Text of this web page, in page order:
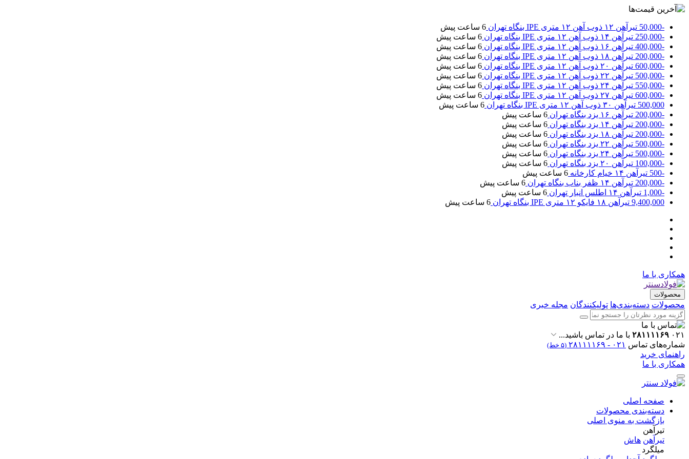
-50,000 تیرآهن ۱۲ ذوب آهن ۱۲ متری IPE بنگاه تهران
6 ساعت پیش
-250,000
تیرآهن ۱۴ ذوب آهن ۱۲ متری IPE بنگاه تهران
6 ساعت پیش
-400,000
تیرآهن ۱۶ ذوب آهن ۱۲ متری IPE بنگاه تهران
6 ساعت پیش
-200,000
تیرآهن ۱۸ ذوب آهن ۱۲ متری IPE بنگاه تهران
6 ساعت پیش
-600,000
تیرآهن ۲۰ ذوب آهن ۱۲ متری IPE بنگاه تهران
6 ساعت پیش
-500,000
تیرآهن ۲۲ ذوب آهن ۱۲ متری IPE بنگاه تهران
6 ساعت پیش
-550,000
تیرآهن ۲۴ ذوب آهن ۱۲ متری IPE بنگاه تهران
6 ساعت پیش
-600,000
تیرآهن ۲۷ ذوب آهن ۱۲ متری IPE بنگاه تهران
6 ساعت پیش
500,000 تیرآهن ۳۰ ذوب آهن ۱۲ متری IPE بنگاه تهران
6 ساعت پیش
-200,000
تیرآهن ۱۶ یزد بنگاه تهران
6 ساعت پیش
-200,000
تیرآهن ۱۴ یزد بنگاه تهران
6 ساعت پیش
-200,000
تیرآهن ۱۸ یزد بنگاه تهران
6 ساعت پیش
-500,000
تیرآهن ۲۲ یزد بنگاه تهران
6 ساعت پیش
-500,000
تیرآهن ۲۴ یزد بنگاه تهران
6 ساعت پیش
-100,000
تیرآهن ۲۰ یزد بنگاه تهران
6 ساعت پیش
-500
تیرآهن ۱۴ خیام کارخانه
6 ساعت پیش
-200,000
تیرآهن ۱۴ ظفر بناب بنگاه تهران
6 ساعت پیش
-1,000
تیرآهن ۱۴ اطلس انبار تهران
6 ساعت پیش
9,400,000 تیرآهن ۱۸ فایکو ۱۲ متری IPE بنگاه تهران 6 ساعت پیش
همکاری با ما
محصولات
محصولات دسته‌بندی‌ها تولیکنندگان مجله خبری
۰۲۱ ۲۸۱۱۱۱۶۹ با ما در تماس باشید...
شماره‌های تماس ۰۲۱ - ۲۸۱۱۱۱۶۹ (۵ خط)
راهنمای خرید
همکاری با ما
صفحه اصلی
دسته‌بندی محصولات
بازگشت به منوی اصلی
تیرآهن
تیرآهن هاش
میلگرد